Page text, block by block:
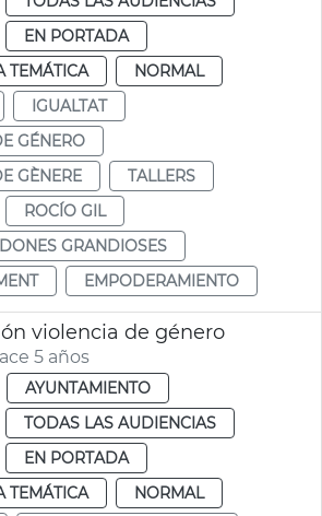
EN PORTADA
TEMÁTICA
NORMAL
IGUALTAT
GÉNERO
GÈNERE
TALLERS
ROCÍO GIL
GRANDIOSES
EMPODERAMIENTO
violencia de género
5 años
AYUNTAMIENTO
TODAS LAS AUDIENCIAS
EN PORTADA
TEMÁTICA
NORMAL